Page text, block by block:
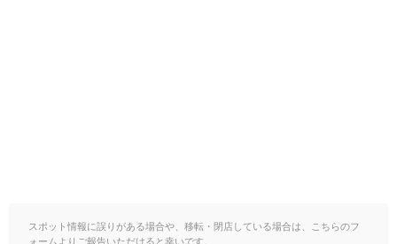
スポット情報に誤りがある場合や、移転・閉店している場合は、こちらのフ
ォームよりご報告いただけると幸いです。